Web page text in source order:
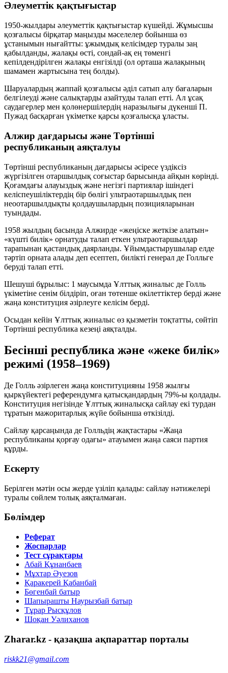
Әлеуметтік қақтығыстар
1950-жылдары әлеуметтік қақтығыстар күшейді. Жұмысшы
қозғалысы бірқатар маңызды мәселелер бойынша өз
ұстанымын нығайтты: ұжымдық келісімдер туралы заң
қабылданды, жалақы өсті, сондай-ақ ең төменгі
кепілдендірілген жалақы енгізілді (ол орташа жалақының
шамамен жартысына тең болды).
Шаруалардың жаппай қозғалысы әділ сатып алу бағаларын
белгілеуді және салықтарды азайтуды талап етті. Ал ұсақ
саудагерлер мен қолөнершілердің наразылығы дүкенші П.
Пужад басқарған үкіметке қарсы қозғалысқа ұласты.
Алжир дағдарысы және Төртінші
республиканың аяқталуы
Төртінші республиканың дағдарысы әсіресе үздіксіз
жүргізілген отаршылдық соғыстар барысында айқын көрінді.
Қоғамдағы алауыздық және негізгі партиялар ішіндегі
келіспеушіліктердің бір бөлігі ультраотаршылдық пен
неоотаршылдықты қолдаушылардың позицияларынан
туындады.
1958 жылдың басында Алжирде «жеңіске жеткізе алатын»
«күшті билік» орнатуды талап еткен ультраотаршылдар
тарапынан қастандық даярланды. Ұйымдастырушылар елде
тәртіп орната алады деп есептеп, билікті генерал де Голльге
беруді талап етті.
Шешуші бұрылыс: 1 маусымда Ұлттық жиналыс де Голль
үкіметіне сенім білдіріп, оған төтенше өкілеттіктер берді және
жаңа конституция әзірлеуге келісім берді.
Осыдан кейін Ұлттық жиналыс өз қызметін тоқтатты, сөйтіп
Төртінші республика кезеңі аяқталды.
Бесінші республика және «жеке билік»
режимі (1958–1969)
Де Голль әзірлеген жаңа конституцияны 1958 жылғы
қыркүйектегі референдумға қатысқандардың 79%-ы қолдады.
Конституция негізінде Ұлттық жиналысқа сайлау екі турдан
тұратын мажоритарлық жүйе бойынша өткізілді.
Сайлау қарсаңында де Голльдің жақтастары «Жаңа
республиканы қорғау одағы» атауымен жаңа саяси партия
құрды.
Ескерту
Берілген мәтін осы жерде үзіліп қалады: сайлау нәтижелері
туралы сөйлем толық аяқталмаған.
Бөлімдер
Реферат
Жоспарлар
Тест сұрақтары
Абай Құнанбаев
Мұхтар Әуезов
Қаракерей Қабанбай
Бөгенбай батыр
Шапырашты Наурызбай батыр
Тұрар Рысқұлов
Шоқан Уәлиханов
Zharar.kz - қазақша ақпараттар порталы
riskk21@gmail.com